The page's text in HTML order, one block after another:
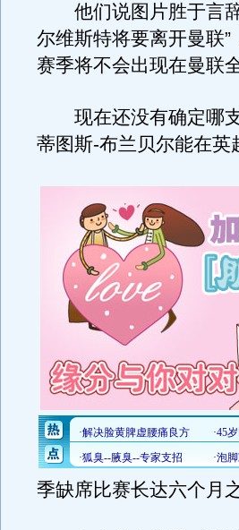
他们说图片胜于言辞
尔维斯特将要离开曼联
赛季将不会出现在曼联
现在还没有确定哪支
蒂图斯-布兰贝尔能在
季缺席比赛长达六个月之